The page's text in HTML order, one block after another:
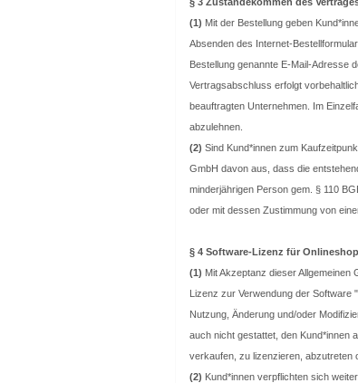
(1) Mit der Bestellung geben
Absenden des Internet-
Bestellung genannte E-Mail-Adresse
Vertragsabschluss erfolgt
beauftragten Unternehmen. Im
abzulehnen.
(2) Sind Kund*innen zum
GmbH davon aus, dass die
minderjährigen Person gem. § 110
oder mit dessen Zustimmung von
§ 4 Software-Lizenz für Onlineshop
(1) Mit Akzeptanz dieser Allgemeinen
Lizenz zur Verwendung der
Nutzung, Änderung und/oder
auch nicht gestattet, den Kund*innen
verkaufen, zu lizenzieren, abzutreten
(2) Kund*innen verpflichten sich